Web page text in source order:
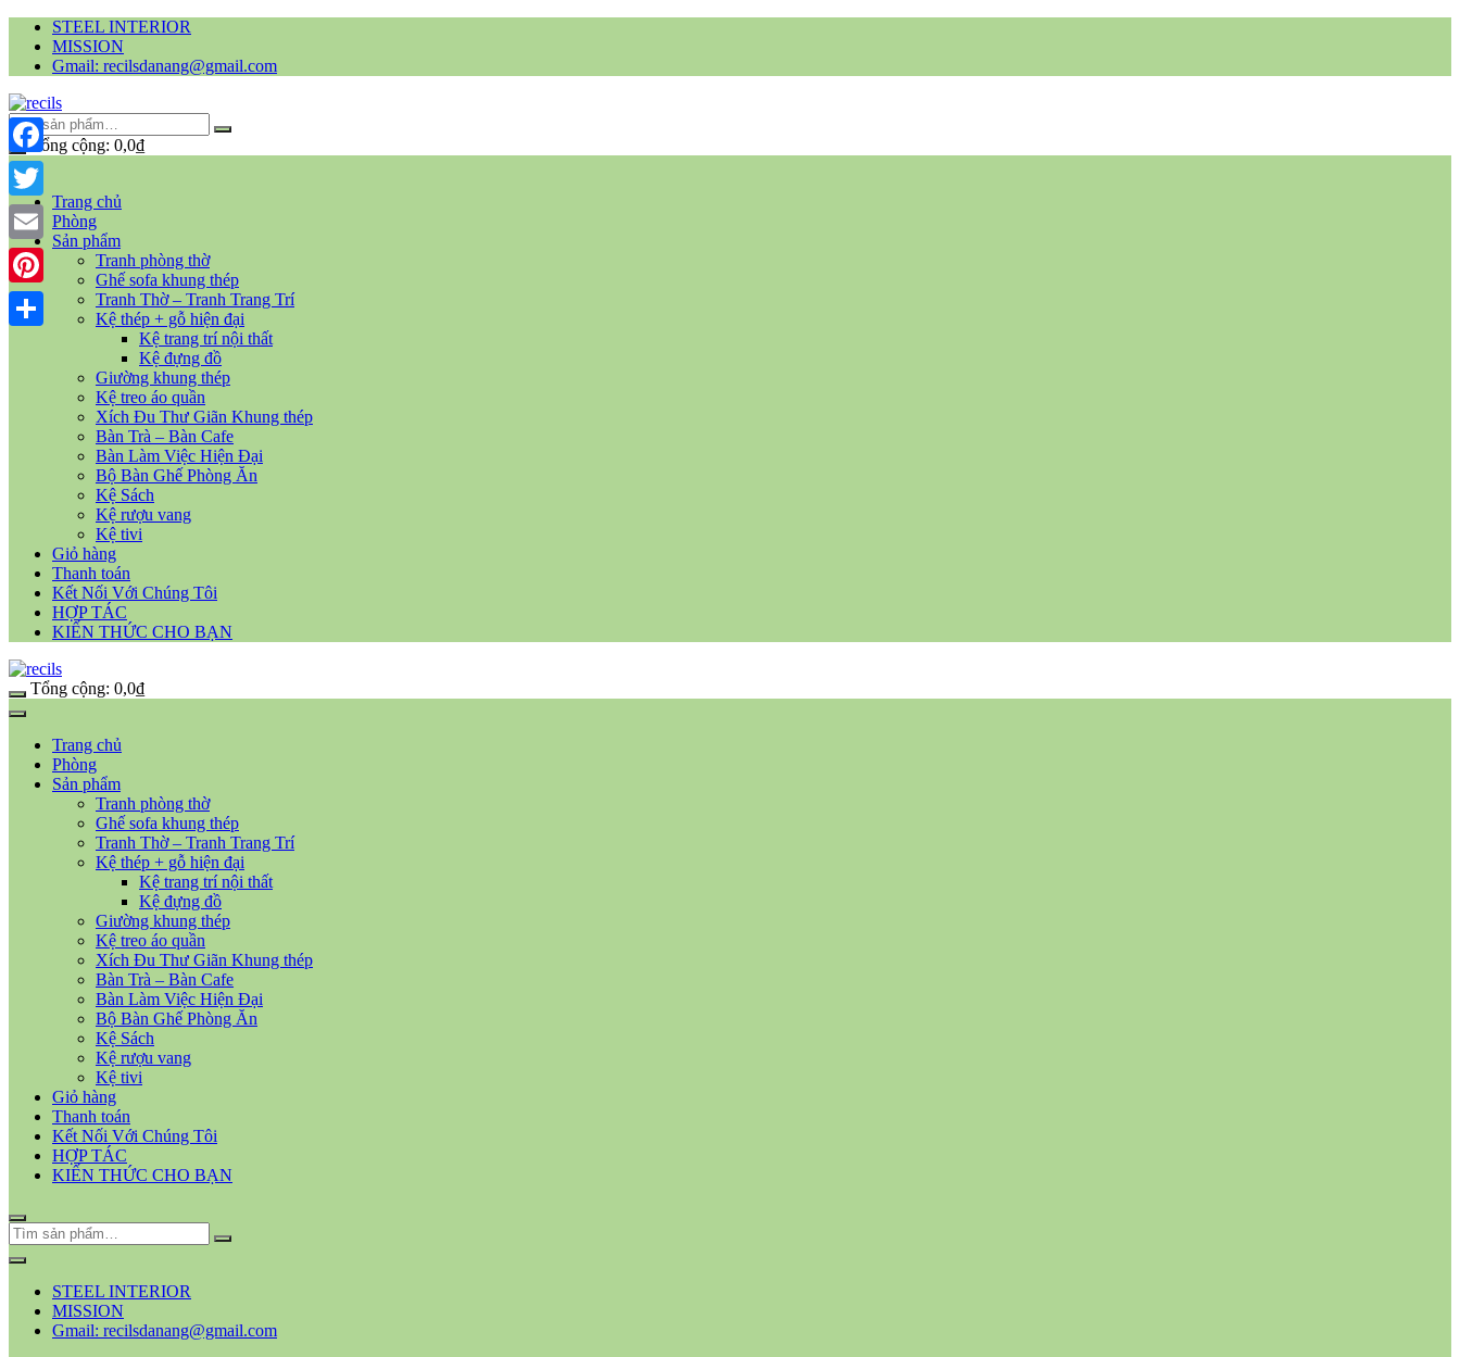
STEEL INTERIOR
MISSION
Gmail: recilsdanang@gmail.com
Tổng cộng: 0,0₫
Trang chủ
Phòng
Sản phẩm
Tranh phòng thờ
Ghế sofa khung thép
Tranh Thờ – Tranh Trang Trí
Kệ thép + gỗ hiện đại
Kệ trang trí nội thất
Kệ đựng đồ
Giường khung thép
Kệ treo áo quần
Xích Đu Thư Giãn Khung thép
Bàn Trà – Bàn Cafe
Bàn Làm Việc Hiện Đại
Bộ Bàn Ghế Phòng Ăn
Kệ Sách
Kệ rượu vang
Kệ tivi
Giỏ hàng
Thanh toán
Kết Nối Với Chúng Tôi
HỢP TÁC
KIẾN THỨC CHO BẠN
Tổng cộng: 0,0₫
Trang chủ
Phòng
Sản phẩm
Tranh phòng thờ
Ghế sofa khung thép
Tranh Thờ – Tranh Trang Trí
Kệ thép + gỗ hiện đại
Kệ trang trí nội thất
Kệ đựng đồ
Giường khung thép
Kệ treo áo quần
Xích Đu Thư Giãn Khung thép
Bàn Trà – Bàn Cafe
Bàn Làm Việc Hiện Đại
Bộ Bàn Ghế Phòng Ăn
Kệ Sách
Kệ rượu vang
Kệ tivi
Giỏ hàng
Thanh toán
Kết Nối Với Chúng Tôi
HỢP TÁC
KIẾN THỨC CHO BẠN
STEEL INTERIOR
MISSION
Gmail: recilsdanang@gmail.com
Facebook
Twitter
Email
Pinterest